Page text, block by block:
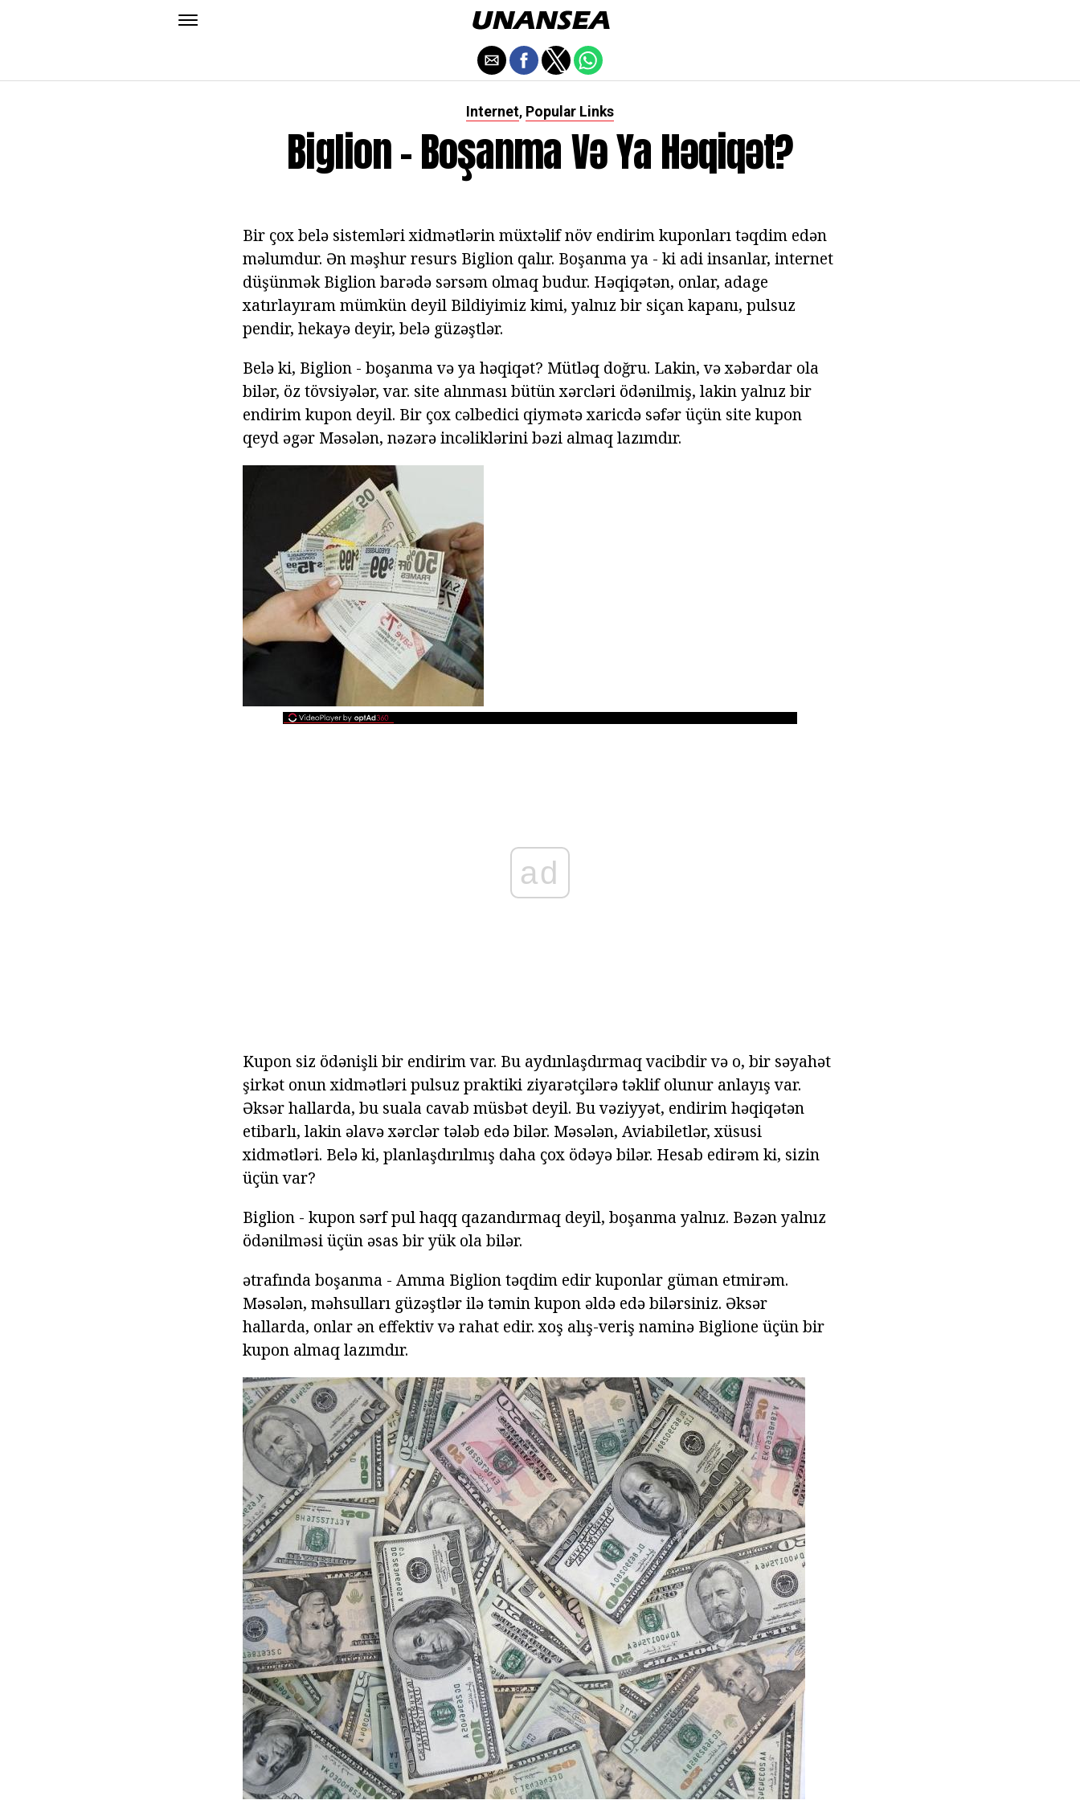
Internet, Popular Links
Biglion - Boşanma Və Ya Həqiqət?
Bir çox belə sistemləri xidmətlərin müxtəlif növ endirim kuponları təqdim edən
məlumdur. Ən məşhur resurs Biglion qalır. Boşanma ya - ki adi insanlar, internet
düşünmək Biglion barədə sərsəm olmaq budur. Həqiqətən, onlar, adage
xatırlayıram mümkün deyil Bildiyimiz kimi, yalnız bir siçan kapanı, pulsuz
pendir, hekayə deyir, belə güzəştlər.
Belə ki, Biglion - boşanma və ya həqiqət? Mütləq doğru. Lakin, və xəbərdar ola
bilər, öz tövsiyələr, var. site alınması bütün xərcləri ödənilmiş, lakin yalnız bir
endirim kupon deyil. Bir çox cəlbedici qiymətə xaricdə səfər üçün site kupon
qeyd əgər Məsələn, nəzərə incəliklərini bəzi almaq lazımdır.
ad
Kupon siz ödənişli bir endirim var. Bu aydınlaşdırmaq vacibdir və o, bir səyahət
şirkət onun xidmətləri pulsuz praktiki ziyarətçilərə təklif olunur anlayış var.
Əksər hallarda, bu suala cavab müsbət deyil. Bu vəziyyət, endirim həqiqətən
etibarlı, lakin əlavə xərclər tələb edə bilər. Məsələn, Aviabiletlər, xüsusi
xidmətləri. Belə ki, planlaşdırılmış daha çox ödəyə bilər. Hesab edirəm ki, sizin
üçün var?
Biglion - kupon sərf pul haqq qazandırmaq deyil, boşanma yalnız. Bəzən yalnız
ödənilməsi üçün əsas bir yük ola bilər.
ətrafında boşanma - Amma Biglion təqdim edir kuponlar güman etmirəm.
Məsələn, məhsulları güzəştlər ilə təmin kupon əldə edə bilərsiniz. Əksər
hallarda, onlar ən effektiv və rahat edir. xoş alış-veriş naminə Biglione üçün bir
kupon almaq lazımdır.